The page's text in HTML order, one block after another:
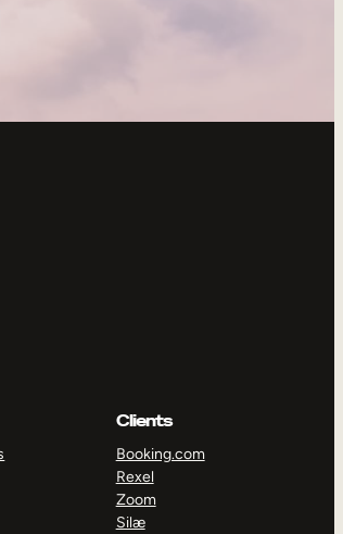
Clients
Booking.com
Rexel
Zoom
Silæ